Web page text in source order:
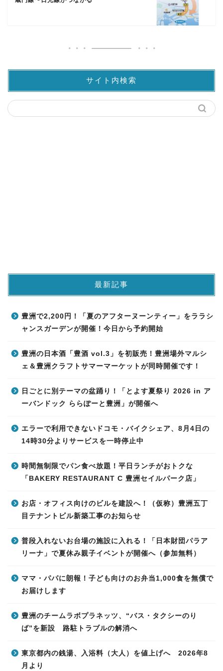
サイト内検索
最新記事
豊洲で2,200円！「夏のアフターヌーンティー」をララシ
ャンスガーデンが開催！今日から予約開始
豊洲の日本酒「豊酒 vol.3」を初販売！豊洲場外マルシ
ェ＆豊洲クラフトサマーマーケットが同時開催です！
日ごとに別テーマの盆踊り！「とよす夏祭り 2026 in ア
ーバンドック ららぽーと豊洲」が開催へ
エラーで利用できないドコモ・バイクシェア、8月4日の
14時30分よりサービスを一時停止中
時間無制限でパン食べ放題！平日ランチがおトクな
「BAKERY RESTAURANT C 豊洲セイルパーク店」
お店・オフィス向けのビルを建設へ！（仮称）豊洲五丁
目テナントビル新築工事のお知らせ
普段入れないお台場の施設に入れる！「日本財団パラア
リーナ」で夏休み親子イベントが開催へ（参加無料）
ママ・パパに朗報！子ども向けのお弁当1,000食を無償で
お届けします
豊洲のチームラボプラネッツ、“バス・タクシーのり
ば”を新設 路駐トラブルの解消へ
東京都内の銭湯、入浴料（大人）を値上げへ 2026年8
月より